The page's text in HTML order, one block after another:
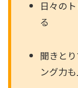
日々の
る
聞きと
ング力